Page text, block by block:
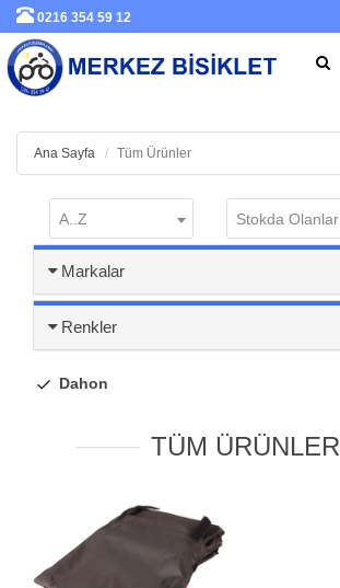
0216 354 59 12
Ana Sayfa Tüm Ürünler
A..Z Stokda Olanlar
Markalar
Renkler
Dahon
TÜM ÜRÜNLER